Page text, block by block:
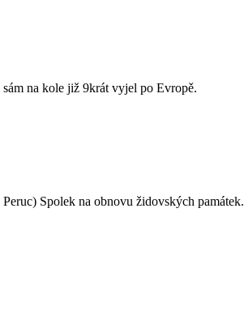
na kole již 9krát vyjel po Evropě.
Spolek na obnovu židovských památek.